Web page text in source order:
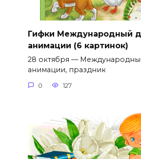
Гифки Международный
анимации (6 картинок)
28 октября —
анимации, праздник
0 127